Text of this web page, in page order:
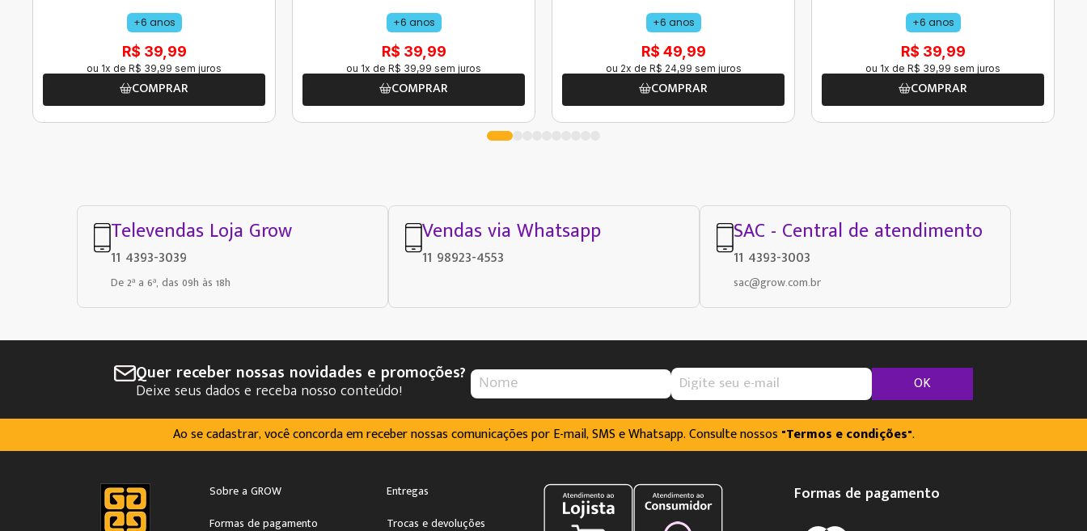
+6 anos
R$ 39,99
ou 1x de R$ 39,99 sem juros
COMPRAR
+6 anos
R$ 39,99
ou 1x de R$ 39,99 sem juros
COMPRAR
+6 anos
R$ 49,99
ou 2x de R$ 24,99 sem juros
COMPRAR
+6 anos
R$ 39,99
ou 1x de R$ 39,99 sem juros
COMPRAR
Televendas Loja Grow
11 4393-3039
De 2ª a 6ª, das 09h às 18h
Vendas via Whatsapp
11 98923-4553
SAC - Central de atendimento
11 4393-3003
sac@grow.com.br
Quer receber nossas novidades e promoções?
Deixe seus dados e receba nosso conteúdo! OK
Ao se cadastrar, você concorda em receber nossas comunicações por E-mail, SMS e Whatsapp. Consulte nossos "Termos e condições".
Sobre a GROW
Entregas
Formas de pagamento
Trocas e devoluções
Formas de pagamento